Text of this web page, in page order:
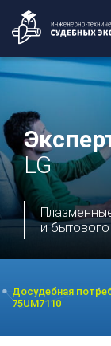
LG
и
Досудебная
75UM7110